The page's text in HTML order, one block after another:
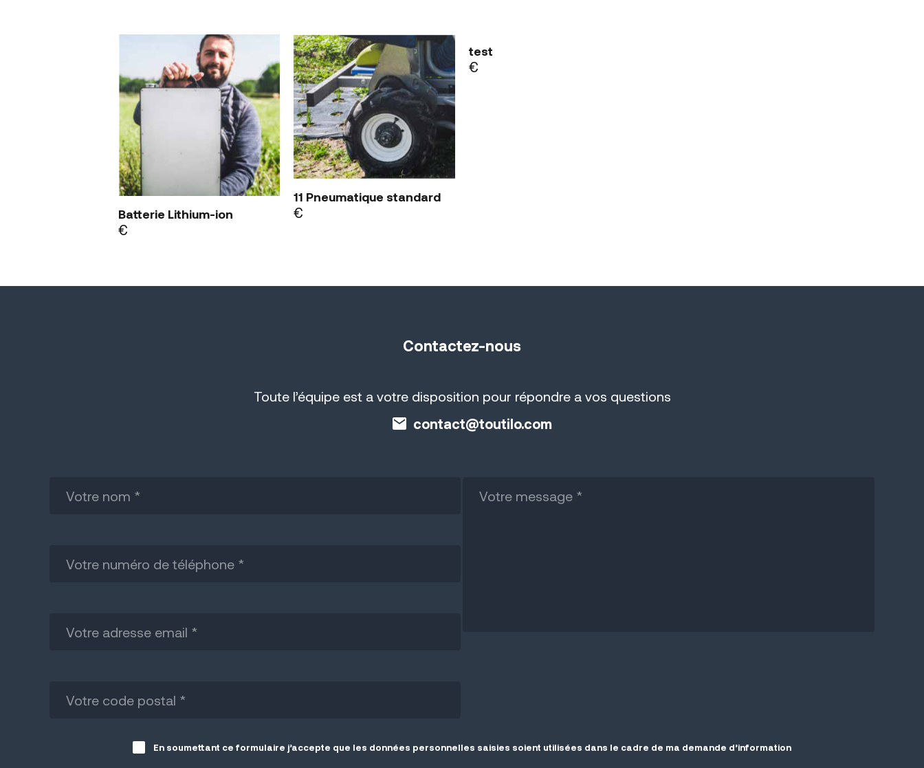
Batterie Lithium-ion
€
11 Pneumatique standard
€
test
€
Contactez-nous
Toute l’équipe est a votre disposition pour répondre a vos questions
contact@toutilo.com
En soumettant ce formulaire j’accepte que les données personnelles saisies soient utilisées dans le cadre de ma demande d’information